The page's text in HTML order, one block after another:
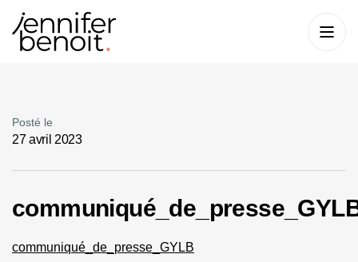
Posté le
27 avril 2023
communiqué_de_presse_GYLB